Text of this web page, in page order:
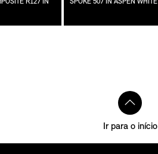
R127 IN
SPOKE 507 IN ASPEN WHITE
Ir para o início